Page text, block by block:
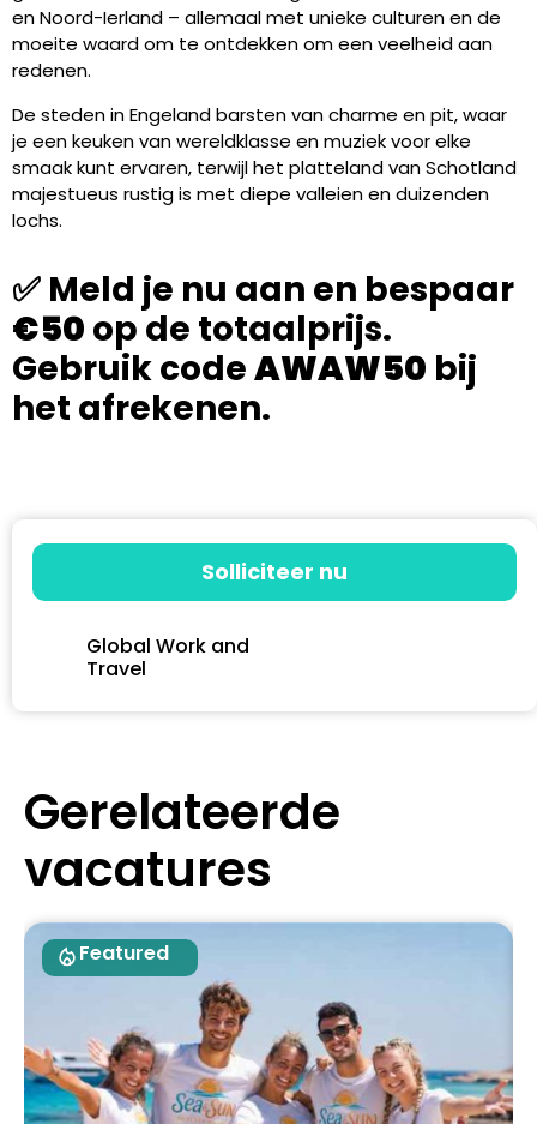
en Noord-Ierland – allemaal met unieke culturen en de
moeite waard om te ontdekken om een veelheid aan
redenen.
De steden in Engeland barsten van charme en pit, waar
je een keuken van wereldklasse en muziek voor elke
smaak kunt ervaren, terwijl het platteland van Schotland
majestueus rustig is met diepe valleien en duizenden
lochs.
✅ Meld je nu aan en bespaar
€50 op de totaalprijs.
Gebruik codeAWAW50 bij
het afrekenen.
Solliciteer nu
Global Work and
Travel
Gerelateerde
vacatures
Featured